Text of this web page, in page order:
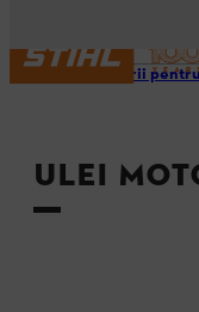
Accesorii
ULEI